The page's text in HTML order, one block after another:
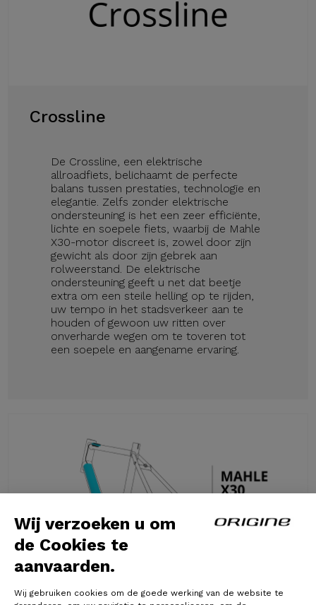
Wij verzoeken u om
de Cookies te
aanvaarden.
Wij gebruiken cookies om de goede werking van de website te
Crossline
De Crossline, een elektrische
allroadfiets, belichaamt de perfecte
balans tussen prestaties, technologie en
elegantie. Zelfs zonder elektrische
ondersteuning is het een zeer efficiënte,
lichte en soepele fiets, waarbij de Mahle
X30-motor discreet is, zowel door zijn
gewicht als door zijn gebrek aan
rolweerstand. De elektrische
ondersteuning geeft u net dat beetje
extra om een steile helling op te rijden,
uw tempo in het stadsverkeer aan te
houden of gewoon uw ritten over
onverharde wegen om te toveren tot
een soepele en aangename ervaring.